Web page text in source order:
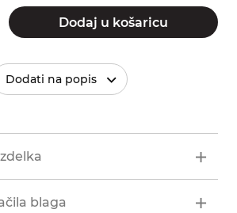
Dodaj u košaricu
Dodati na popis
blaga